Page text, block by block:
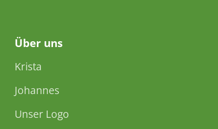
Über uns
Krista
Johannes
Unser Logo